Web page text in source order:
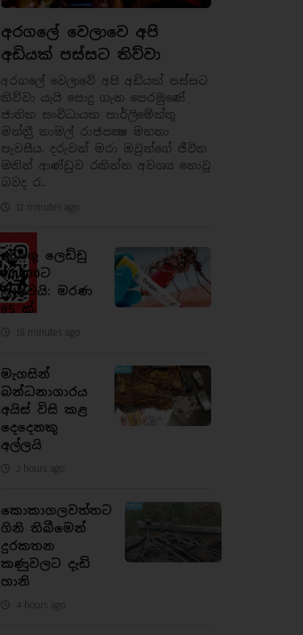
අරගලේ වෙලාවෙ අපි
අඩියක් පස්සට තිව්වා
අරගලේ වෙලාවේ අපි අඩියක් පස්සට
කිව්වා යැයි පොදු ගැන පෙරමුණේ
ජාතික සංවිධායක පාර්ලිමේන්තු
මන්ත්‍රී නාමල් රාජපක්‍ෂ මහතා
පැවසීය. දරුවන් මරා ඔවුන්ගේ ජීවිත
මතින් ආණ්ඩුව රකින්න අවශ්‍ය නොවූ
බවද ර..
12 minutes ago
ඩෙංගු ලෙඩ්ඩු
90,000ට
ළංවෙයි: මරණ
65 ක්
18 minutes ago
මැගසින්
බන්ධනාගාරය
අයිස් විසි කළ
දෙදෙනකු
අල්ලයි
2 hours ago
කොකාගලවත්තට
ගිනි තිබීමෙන්
දුරකතන
කණුවලට දැඩි
හානි
4 hours ago